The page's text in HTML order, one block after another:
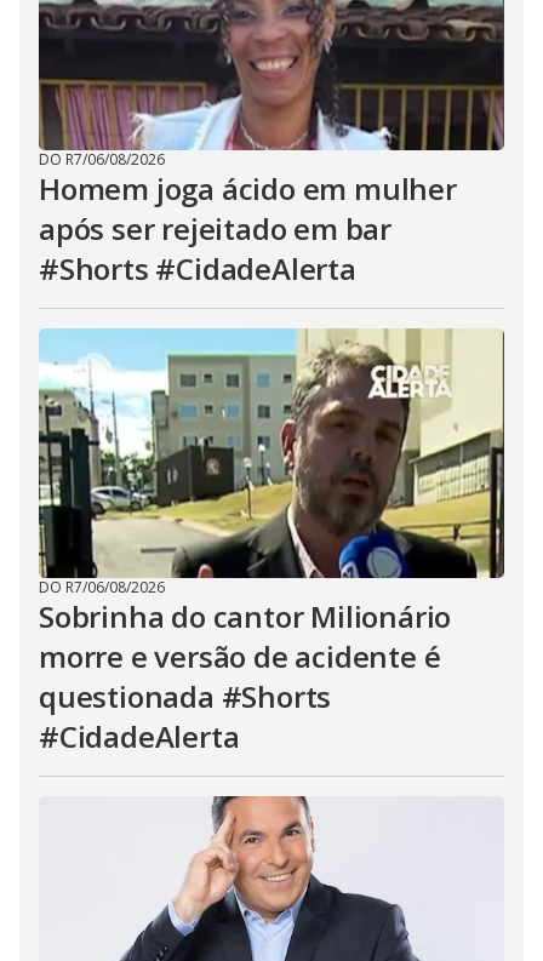
DO R7/06/08/2026
Homem joga ácido em mulher
após ser rejeitado em bar
#Shorts #CidadeAlerta
DO R7/06/08/2026
Sobrinha do cantor Milionário
morre e versão de acidente é
questionada #Shorts
#CidadeAlerta